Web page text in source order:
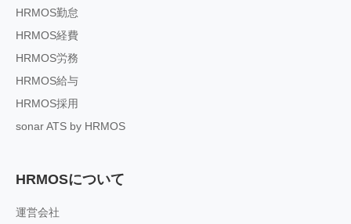
HRMOS勤怠
HRMOS経費
HRMOS労務
HRMOS給与
HRMOS採用
sonar ATS by HRMOS
HRMOSについて
運営会社